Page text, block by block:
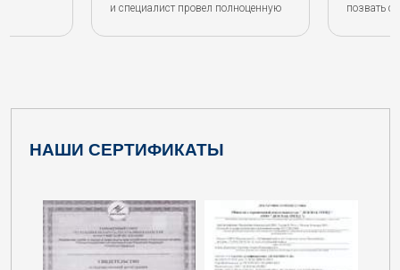
и специалист провел полноценную
компании. Результатом очень
позвать
хорошее.
НАШИ СЕРТИФИКАТЫ